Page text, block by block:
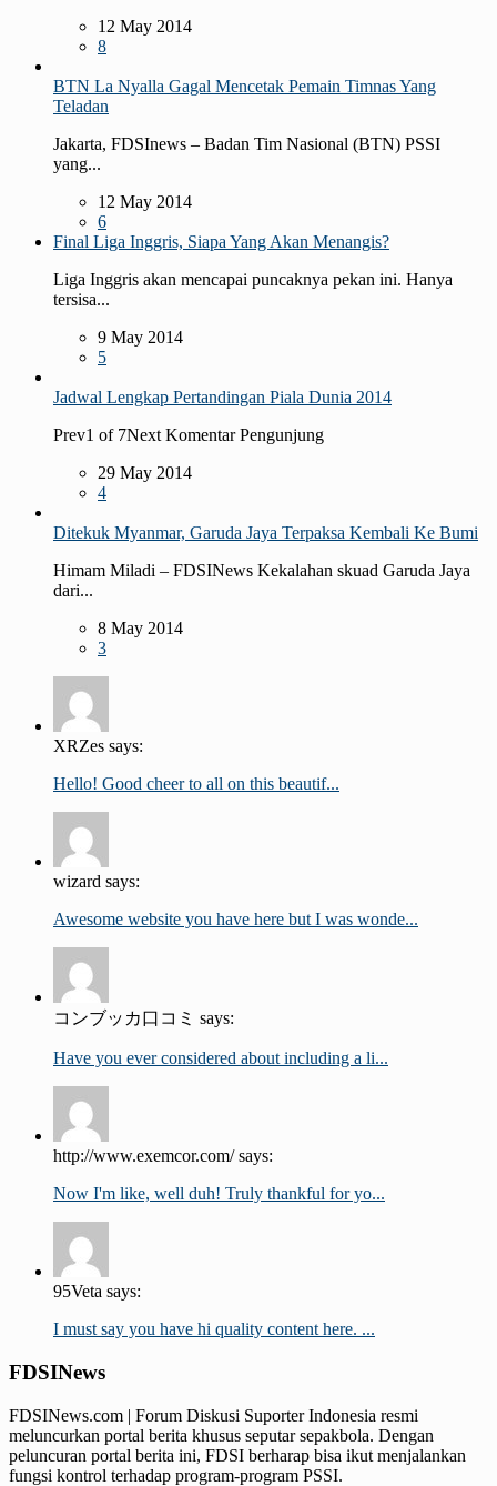
12 May 2014
8
BTN La Nyalla Gagal Mencetak Pemain Timnas Yang
Teladan
Jakarta, FDSInews – Badan Tim Nasional (BTN) PSSI
yang...
12 May 2014
6
Final Liga Inggris, Siapa Yang Akan Menangis?
Liga Inggris akan mencapai puncaknya pekan ini. Hanya
tersisa...
9 May 2014
5
Jadwal Lengkap Pertandingan Piala Dunia 2014
Prev1 of 7Next Komentar Pengunjung
29 May 2014
4
Ditekuk Myanmar, Garuda Jaya Terpaksa Kembali Ke Bumi
Himam Miladi – FDSINews Kekalahan skuad Garuda Jaya
dari...
8 May 2014
3
XRZes says:
Hello! Good cheer to all on this beautif...
wizard says:
Awesome website you have here but I was wonde...
コンブッカ口コミ says:
Have you ever considered about including a li...
http://www.exemcor.com/ says:
Now I'm like, well duh! Truly thankful for yo...
95Veta says:
I must say you have hi quality content here. ...
FDSINews
FDSINews.com | Forum Diskusi Suporter Indonesia resmi
meluncurkan portal berita khusus seputar sepakbola. Dengan
peluncuran portal berita ini, FDSI berharap bisa ikut menjalankan
fungsi kontrol terhadap program-program PSSI.